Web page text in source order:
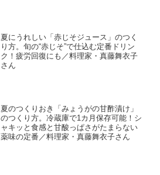
夏にうれしい「赤じそジュース」のつく
り方。旬の“赤じそ”で仕込む定番ドリン
ク！疲労回復にも／料理家・真藤舞衣子
さん
夏のつくりおき「みょうがの甘酢漬け」
のつくり方。冷蔵庫で1カ月保存可能！シ
ャキッと食感と甘酸っぱさがたまらない
薬味の定番／料理家・真藤舞衣子さん